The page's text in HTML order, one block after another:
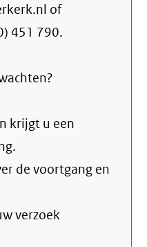
of
451 790.
krijgt u een
de voortgang en
verzoek